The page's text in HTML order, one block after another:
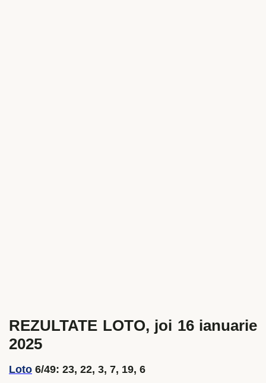
REZULTATE LOTO, joi 16 ianuarie
2025
Loto 6/49: 23, 22, 3, 7, 19, 6